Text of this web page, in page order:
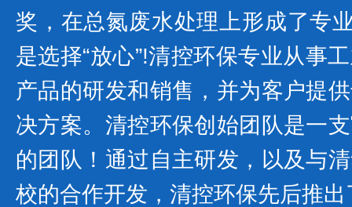
奖，在总氮废水处理上形成了专
是选择“放心”!清控环保专业从事
产品的研发和销售，并为客户提
决方案。清控环保创始团队是一
的团队！通过自主研发，以及与
校的合作开发，清控环保先后推